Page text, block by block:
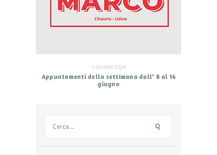
7 GIUGNO 2026
Appuntamenti della settimana dall’ 8 al 14
giugno
per: